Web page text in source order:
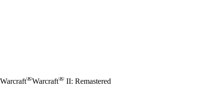
Warcraft®Warcraft® II: Remastered